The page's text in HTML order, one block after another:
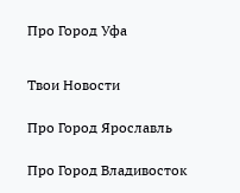
Про Город Уфа
Твои Новости
Про Город Ярославль
Про Город Владивосток